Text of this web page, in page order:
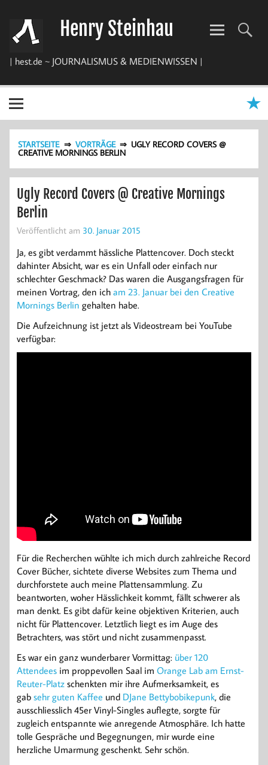
springen
Henry Steinhau
| hest.de ~ JOURNALISMUS & MEDIENWISSEN |
STARTSEITE VORTRÄGE UGLY RECORD COVERS @
CREATIVE MORNINGS BERLIN
Ugly Record Covers @ Creative Mornings
Berlin
Veröffentlicht am 30. Januar 2015
Ja, es gibt verdammt hässliche Plattencover. Doch steckt
dahinter Absicht, war es ein Unfall oder einfach nur
schlechter Geschmack? Das waren die Ausgangsfragen für
meinen Vortrag, den ich am 23. Januar bei den Creative
Mornings Berlin gehalten habe.
Die Aufzeichnung ist jetzt als Videostream bei YouTube
verfügbar:
Für die Recherchen wühlte ich mich durch zahlreiche Record
Cover Bücher, sichtete diverse Websites zum Thema und
durchforstete auch meine Plattensammlung. Zu
beantworten, woher Hässlichkeit kommt, fällt schwerer als
man denkt. Es gibt dafür keine objektiven Kriterien, auch
nicht für Plattencover. Letztlich liegt es im Auge des
Betrachters, was stört und nicht zusammenpasst.
Es war ein ganz wunderbarer Vormittag: über 120
Attendees im proppevollen Saal im Orange Lab am Ernst-
Reuter-Platz schenkten mir ihre Aufmerksamkeit, es
gab sehr guten Kaffee und DJane Bettybobikepunk, die
ausschliesslich 45er Vinyl-Singles auflegte, sorgte für
zugleich entspannte wie anregende Atmosphäre. Ich hatte
tolle Gespräche und Begegnungen, mir wurde eine
herzliche Umarmung geschenkt. Sehr schön.